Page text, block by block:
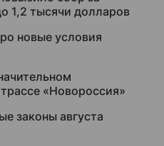
1,2 тысячи долларов
новые условия
«Новороссия»
законы августа